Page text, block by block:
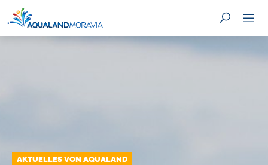
AKTUELLES VON AQUALAND